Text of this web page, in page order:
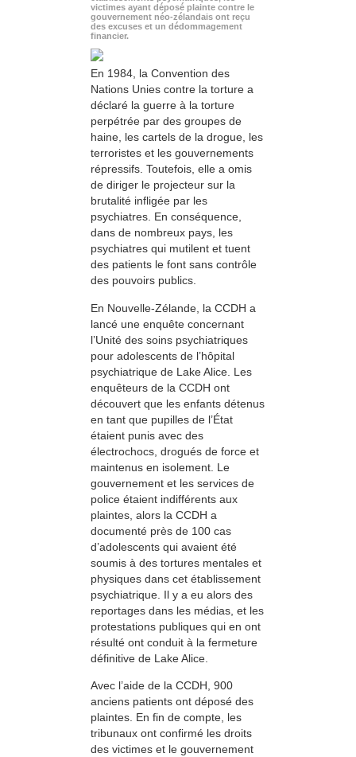
victimes ayant déposé plainte contre le
gouvernement néo-zélandais ont reçu
des excuses et un dédommagement
financier.
En 1984, la Convention des
Nations Unies contre la torture a
déclaré la guerre à la torture
perpétrée par des groupes de
haine, les cartels de la drogue, les
terroristes et les gouvernements
répressifs. Toutefois, elle a omis
de diriger le projecteur sur la
brutalité infligée par les
psychiatres. En conséquence,
dans de nombreux pays, les
psychiatres qui mutilent et tuent
des patients le font sans contrôle
des pouvoirs publics.
En Nouvelle-Zélande, la CCDH a
lancé une enquête concernant
l’Unité des soins psychiatriques
pour adolescents de l’hôpital
psychiatrique de Lake Alice. Les
enquêteurs de la CCDH ont
découvert que les enfants détenus
en tant que pupilles de l’État
étaient punis avec des
électrochocs, drogués de force et
maintenus en isolement. Le
gouvernement et les services de
police étaient indifférents aux
plaintes, alors la CCDH a
documenté près de 100 cas
d’adolescents qui avaient été
soumis à des tortures mentales et
physiques dans cet établissement
psychiatrique. Il y a eu alors des
reportages dans les médias, et les
protestations publiques qui en ont
résulté ont conduit à la fermeture
définitive de Lake Alice.
Avec l’aide de la CCDH, 900
anciens patients ont déposé des
plaintes. En fin de compte, les
tribunaux ont confirmé les droits
des victimes et le gouvernement